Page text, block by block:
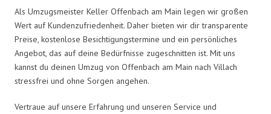
Als Umzugsmeister Keller Offenbach am Main legen wir großen
Wert auf Kundenzufriedenheit. Daher bieten wir dir transparente
Preise, kostenlose Besichtigungstermine und ein persönliches
Angebot, das auf deine Bedürfnisse zugeschnitten ist. Mit uns
kannst du deinen Umzug von Offenbach am Main nach Villach
stressfrei und ohne Sorgen angehen.
Vertraue auf unsere Erfahrung und unseren Service und